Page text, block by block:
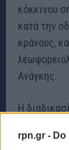
rpn.gr -
κόκκινου
κατά την
κράνους,
Ανάγκης.
Η
σύστημα